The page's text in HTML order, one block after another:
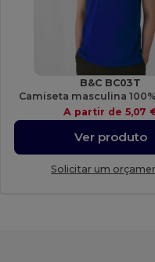
B&C BC03T
Camiseta masculina
A partir de5,07
Ver produto
Solicitar um